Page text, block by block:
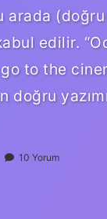
arada
edilir.
to the
doğru
10 Yorum